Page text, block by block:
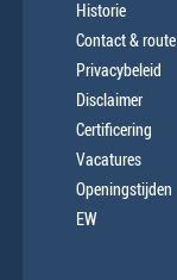
Historie
Contact & route
Privacybeleid
Disclaimer
Certificering
Vacatures
Openingstijden
EW